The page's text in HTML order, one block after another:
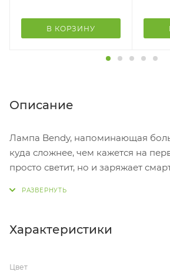
В КОРЗИНУ
Описание
Лампа Bendy, напоминающая
куда сложнее, чем кажется на
просто светит, но и заряжает
освещения — теплый,
Характеристики
Цвет